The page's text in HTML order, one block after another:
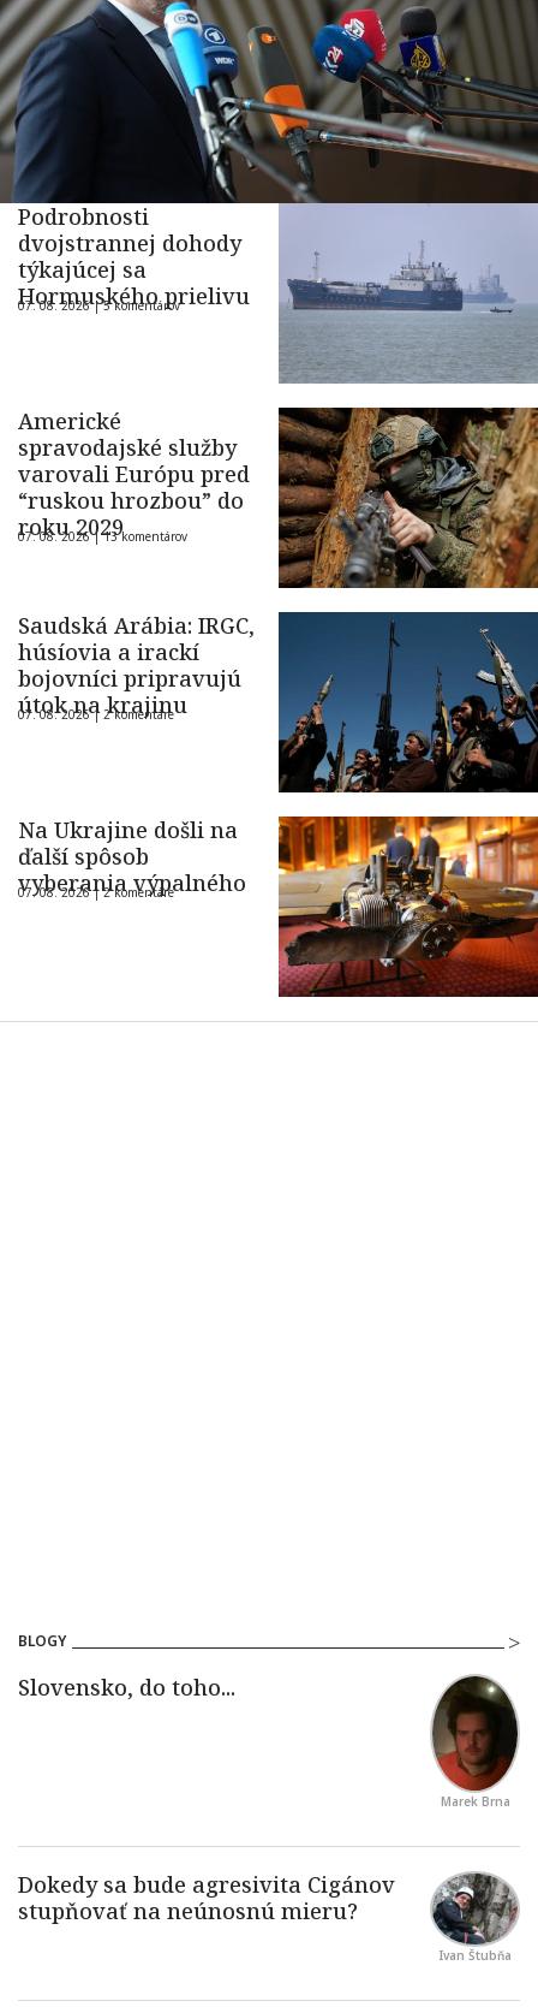
Podrobnosti
dvojstrannej dohody
týkajúcej sa
Hormuského prielivu
07. 08. 2026 |5 komentárov
Americké
spravodajské služby
varovali Európu pred
“ruskou hrozbou” do
roku 2029
07. 08. 2026 |13 komentárov
Saudská Arábia: IRGC,
húsíovia a irackí
bojovníci pripravujú
útok na krajinu
07. 08. 2026 |2 komentáre
Na Ukrajine došli na
ďalší spôsob
vyberania výpalného
07. 08. 2026 |2 komentáre
BLOGY
Marek Brna
Ivan Štubňa